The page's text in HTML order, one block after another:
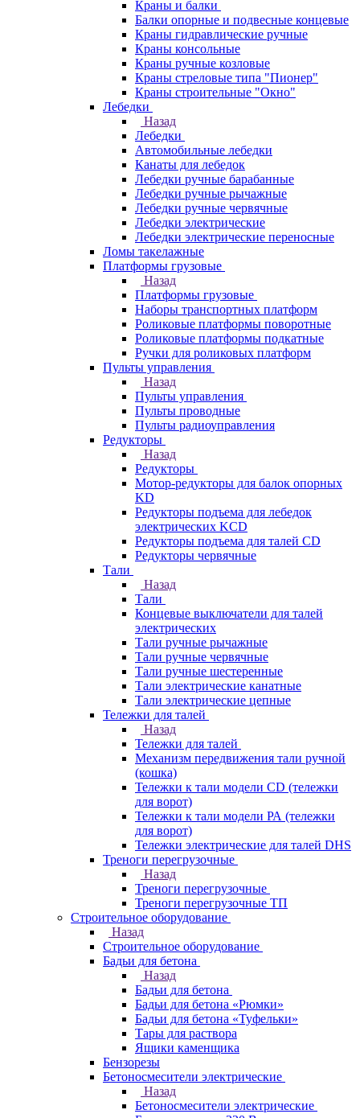
Краны и балки
Балки опорные и подвесные концевые
Краны гидравлические ручные
Краны консольные
Краны ручные козловые
Краны стреловые типа "Пионер"
Краны строительные "Окно"
Лебедки
Назад
Лебедки
Автомобильные лебедки
Канаты для лебедок
Лебедки ручные барабанные
Лебедки ручные рычажные
Лебедки ручные червячные
Лебедки электрические
Лебедки электрические переносные
Ломы такелажные
Платформы грузовые
Назад
Платформы грузовые
Наборы транспортных платформ
Роликовые платформы поворотные
Роликовые платформы подкатные
Ручки для роликовых платформ
Пульты управления
Назад
Пульты управления
Пульты проводные
Пульты радиоуправления
Редукторы
Назад
Редукторы
Мотор-редукторы для балок опорных
KD
Редукторы подъема для лебедок
электрических KCD
Редукторы подъема для талей CD
Редукторы червячные
Тали
Назад
Тали
Концевые выключатели для талей
электрических
Тали ручные рычажные
Тали ручные червячные
Тали ручные шестеренные
Тали электрические канатные
Тали электрические цепные
Тележки для талей
Назад
Тележки для талей
Механизм передвижения тали ручной
(кошка)
Тележки к тали модели CD (тележки
для ворот)
Тележки к тали модели РА (тележки
для ворот)
Тележки электрические для талей DHS
Треноги перегрузочные
Назад
Треноги перегрузочные
Треноги перегрузочные ТП
Строительное оборудование
Назад
Строительное оборудование
Бадьи для бетона
Назад
Бадьи для бетона
Бадьи для бетона «Рюмки»
Бадьи для бетона «Туфельки»
Тары для раствора
Ящики каменщика
Бензорезы
Бетоносмесители электрические
Назад
Бетоносмесители электрические